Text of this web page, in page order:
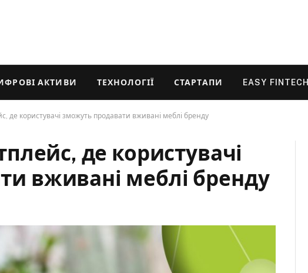
АКТИВИ ТЕХНОЛОГІЇ СТАРТАПИ EASY FINTECH
де користувачі зможуть продавати вживані меблі бренду
де користувачі
вживані меблі бренду